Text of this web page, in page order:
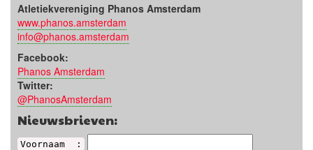
Atletiekvereniging Phanos Amsterdam
www.phanos.amsterdam
info@phanos.amsterdam
Facebook:
Phanos Amsterdam
Twitter:
@PhanosAmsterdam
Nieuwsbrieven:
Voornaam :